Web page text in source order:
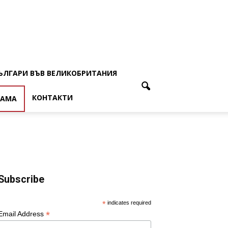
ВЪВ ВЕЛИКОБРИТАНИЯ
КОНТАКТИ
* indicates required
Address *